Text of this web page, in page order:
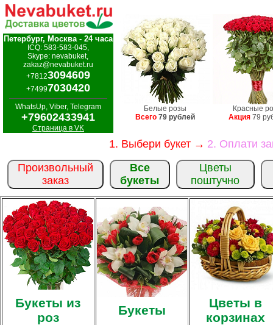
Петербург, Москва - 24 часа
ICQ: 583-583-045,
Skype: nevabuket,
zakaz@nevabuket.ru
+78123094609
+74997030420
WhatsUp, Viber, Telegram
+79602433941
Страница в VK
Белые розы
Всего 79 рублей
Красные
Акция 79
1. Выбери букет → 2. Оплати
Произвольный
заказ
Все
букеты
Цветы
поштучно
Букеты из
роз
Букеты
Цветы в
корзинах